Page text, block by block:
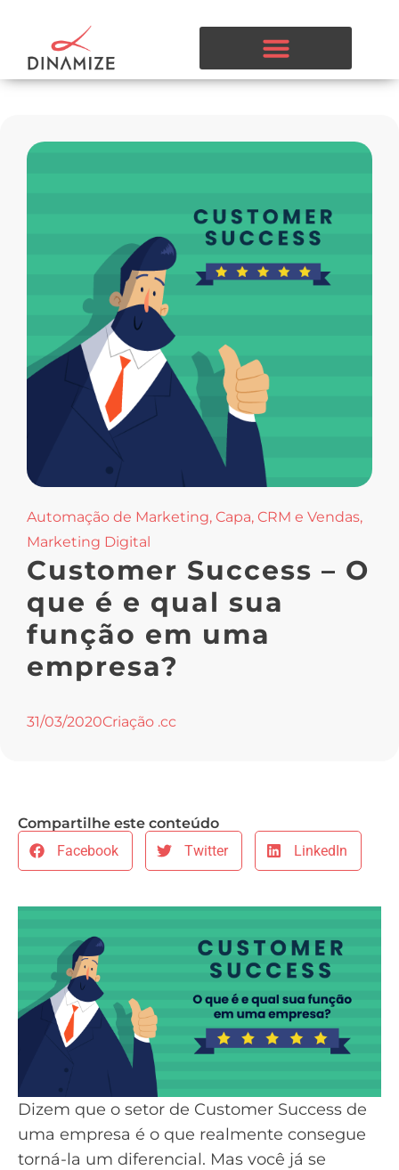
Automação de Marketing, Capa, CRM e Vendas,
Marketing Digital
Customer Success – O
que é e qual sua
função em uma
empresa?
31/03/2020Criação .cc
Compartilhe este conteúdo
Facebook
Twitter LinkedIn
Dizem que o setor de Customer Success de
uma empresa é o que realmente consegue
torná-la um diferencial. Mas você já se